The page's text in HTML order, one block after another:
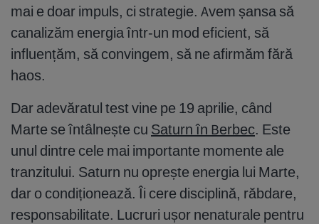
mai e doar impuls, ci strategie. Avem șansa să
canalizăm energia într-un mod eficient, să
influențăm, să convingem, să ne afirmăm fără
haos.
Dar adevăratul test vine pe 19 aprilie, când
Marte se întâlnește cu Saturn în Berbec. Este
unul dintre cele mai importante momente ale
tranzitului. Saturn nu oprește energia lui Marte,
dar o condiționează. Îi cere disciplină, răbdare,
responsabilitate. Lucruri ușor nenaturale pentru